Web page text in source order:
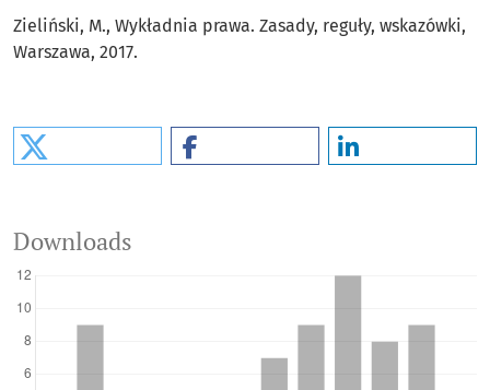
Zieliński, M., Wykładnia prawa. Zasady, reguły, wskazówki,
Warszawa, 2017.
Downloads